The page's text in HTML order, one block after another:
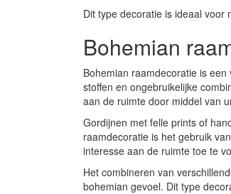
Dit type decoratie is ideaal
Bohemian
Bohemian raamdecoratie is
stoffen en ongebruikelijke
aan de ruimte door middel van
Gordijnen met felle prints of
raamdecoratie is het gebruik
interesse aan de ruimte toe te
Het combineren van
bohemian gevoel. Dit type